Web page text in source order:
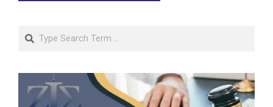
Search